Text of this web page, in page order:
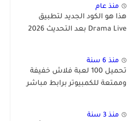
منذ عام
هذا هو الكود الجديد لتطبيق
Drama Live بعد التحديث 2026
منذ 6 سنة
تحميل 100 لعبة فلاش خفيفة
وممتعة للكمبيوتر برابط مباشر
منذ 3 سنة